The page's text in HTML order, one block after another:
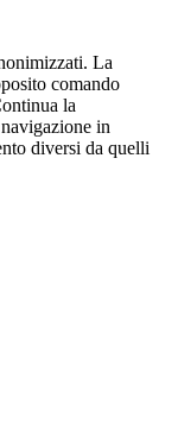
La
comando
la
in
diversi da quelli